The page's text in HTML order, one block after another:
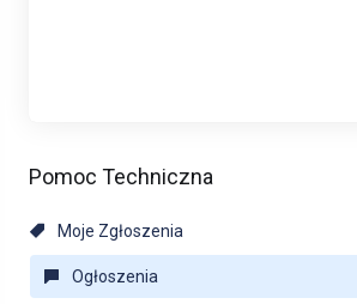
Pomoc Techniczna
Moje Zgłoszenia
Ogłoszenia